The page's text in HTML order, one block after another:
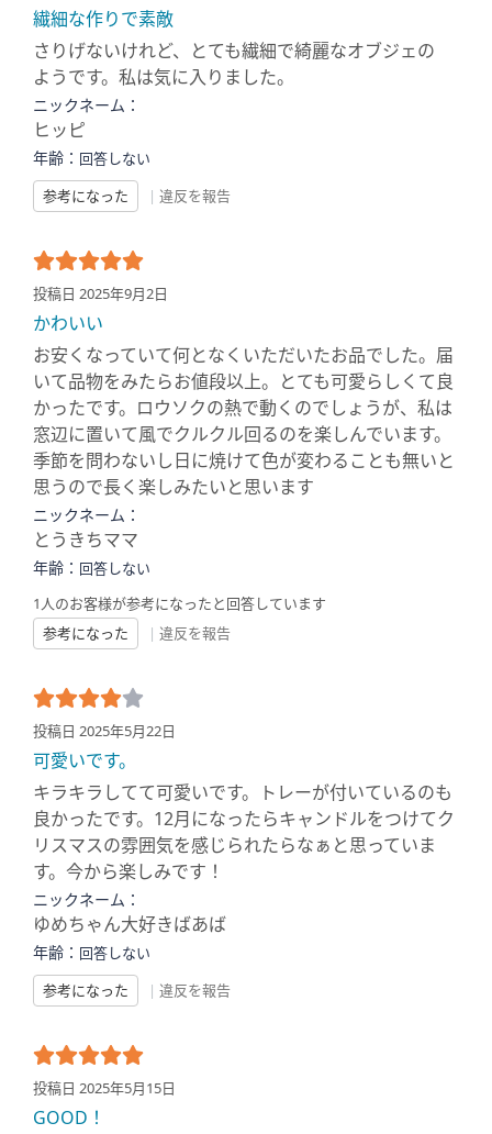
繊細な作りで素敵
さりげないけれど、とても繊細で綺麗なオブジェの
ようです。私は気に入りました。
ニックネーム：
ヒッピ
年齢： 回答しない
参考になった
| 違反を報告
投稿日 2025年9月2日
かわいい
お安くなっていて何となくいただいたお品でした。届
いて品物をみたらお値段以上。とても可愛らしくて良
かったです。ロウソクの熱で動くのでしょうが、私は
窓辺に置いて風でクルクル回るのを楽しんでいます。
季節を問わないし日に焼けて色が変わることも無いと
思うので長く楽しみたいと思います
ニックネーム：
とうきちママ
年齢： 回答しない
1人のお客様が参考になったと回答しています
参考になった
| 違反を報告
投稿日 2025年5月22日
可愛いです。
キラキラしてて可愛いです。トレーが付いているのも
良かったです。12月になったらキャンドルをつけてク
リスマスの雰囲気を感じられたらなぁと思っていま
す。今から楽しみです！
ニックネーム：
ゆめちゃん大好きばあば
年齢： 回答しない
参考になった
| 違反を報告
投稿日 2025年5月15日
GOOD！